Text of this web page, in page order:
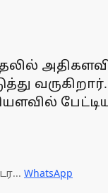
WhatsApp